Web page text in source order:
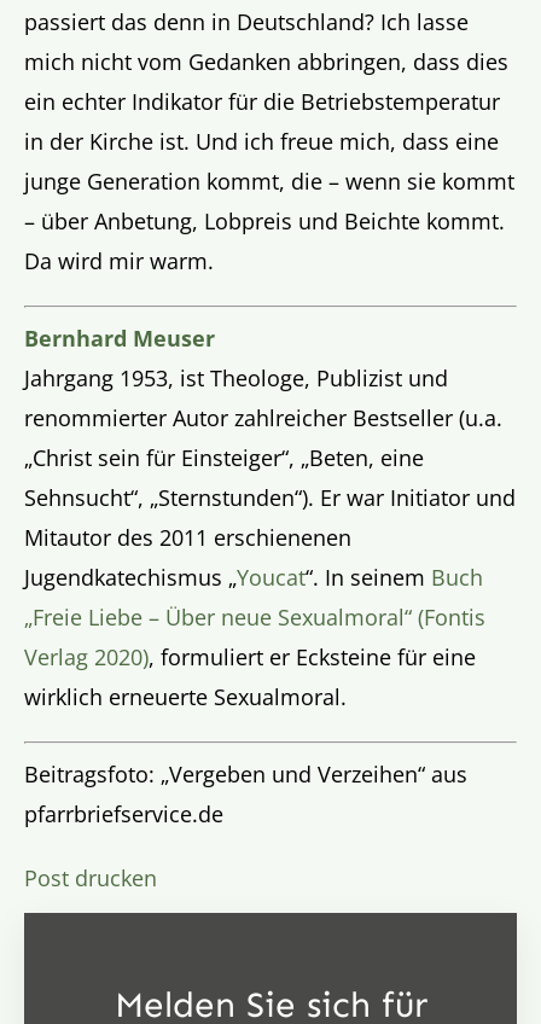
passiert das denn in Deutschland? Ich lasse
mich nicht vom Gedanken abbringen, dass dies
ein echter Indikator für die Betriebstemperatur
in der Kirche ist. Und ich freue mich, dass eine
junge Generation kommt, die – wenn sie kommt
– über Anbetung, Lobpreis und Beichte kommt.
Da wird mir warm.
Bernhard Meuser
Jahrgang 1953, ist Theologe, Publizist und
renommierter Autor zahlreicher Bestseller (u.a.
„Christ sein für Einsteiger“, „Beten, eine
Sehnsucht“, „Sternstunden“). Er war Initiator und
Mitautor des 2011 erschienenen
Jugendkatechismus „Youcat“. In seinem Buch
„Freie Liebe – Über neue Sexualmoral“ (Fontis
Verlag 2020), formuliert er Ecksteine für eine
wirklich erneuerte Sexualmoral.
Beitragsfoto: „Vergeben und Verzeihen“ aus
pfarrbriefservice.de
Post drucken
Melden Sie sich für